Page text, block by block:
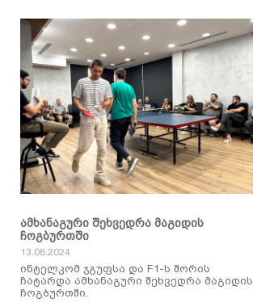
ამხანაგური შეხვედრა მაგიდის
ჩოგბურთში
13.08.2024
ინტელკომ ჯგუფსა და F1-ს შორის
ჩატარდა ამხანაგური შეხვედრა მაგიდის
ჩოგბურთში.